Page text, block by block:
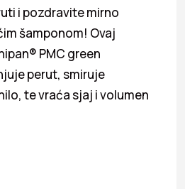
i pozdravite mirno
šamponom! Ovaj
PMC green
perut, smiruje
te vraća sjaj i volumen